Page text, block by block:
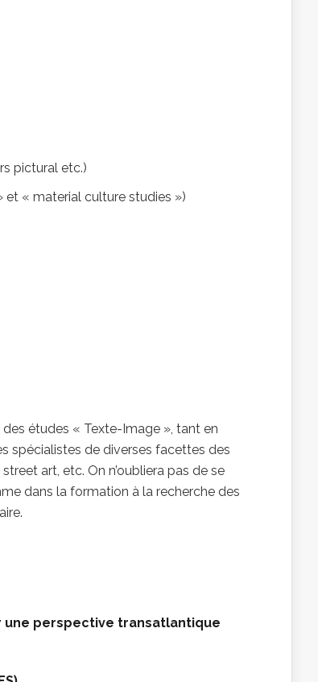
pictural etc.)
et « material culture studies »)
études « Texte-Image », tant en
spécialistes de diverses facettes des
art, etc. On n’oubliera pas de se
dans la formation à la recherche des
une perspective transatlantique